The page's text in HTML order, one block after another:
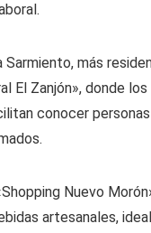
Sarmiento, más
El Zanjón», donde
conocer personas
Nuevo
artesanales,